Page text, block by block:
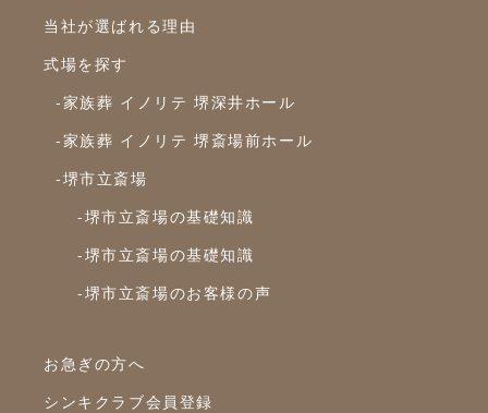
当社が選ばれる理由
式場を探す
-家族葬 イノリテ 堺深井ホール
-家族葬 イノリテ 堺斎場前ホール
-堺市立斎場
-堺市立斎場の基礎知識
-堺市立斎場の基礎知識
-堺市立斎場のお客様の声
お急ぎの方へ
シンキクラブ会員登録